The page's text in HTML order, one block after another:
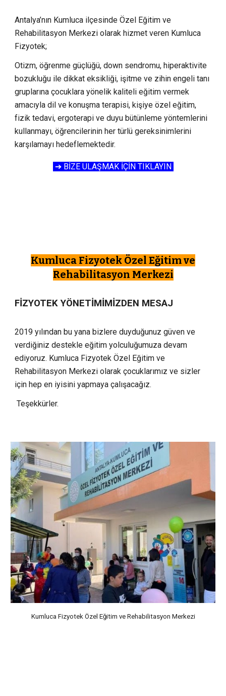
Antalya’nın Kumluca ilçesinde Özel Eğitim ve
Rehabilitasyon Merkezi olarak hizmet veren Kumluca
Fizyotek;
Otizm, öğrenme güçlüğü, down sendromu, hiperaktivite
bozukluğu ile dikkat eksikliği, işitme ve zihin engeli tanı
gruplarına çocuklara yönelik kaliteli eğitim vermek
amacıyla dil ve konuşma terapisi, kişiye özel eğitim,
fizik tedavi, ergoterapi ve duyu bütünleme yöntemlerini
kullanmayı, öğrencilerinin her türlü gereksinimlerini
karşılamayı hedeflemektedir.
➔ BİZE ULAŞMAK İÇİN TIKLAYIN
Kumluca Fizyotek Özel Eğitim ve
Rehabilitasyon Merkezi
FİZYOTEK YÖNETİMİMİZDEN MESAJ
2019 yılından bu yana bizlere duyduğunuz güven ve
verdiğiniz destekle eğitim yolculuğumuza devam
ediyoruz. Kumluca Fizyotek Özel Eğitim ve
Rehabilitasyon Merkezi olarak çocuklarımız ve sizler
için hep en iyisini yapmaya çalışacağız.
Teşekkürler.
Kumluca Fizyotek Özel Eğitim ve Rehabilitasyon Merkezi